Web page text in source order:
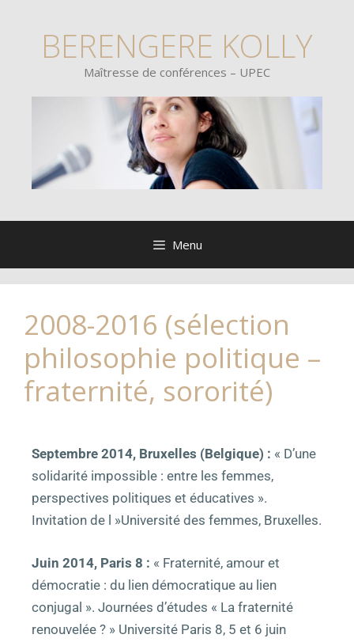
BERENGERE KOLLY
Maîtresse de conférences – UPEC
Menu
2008-2016 (sélection
philosophie politique –
fraternité, sororité)
Septembre 2014, Bruxelles (Belgique) : « D’une
solidarité impossible : entre les femmes,
perspectives politiques et éducatives ».
Invitation de l »Université des femmes, Bruxelles.
Juin 2014, Paris 8 : « Fraternité, amour et
démocratie : du lien démocratique au lien
conjugal ». Journées d’études « La fraternité
renouvelée ? » Université Paris 8, 5 et 6 juin